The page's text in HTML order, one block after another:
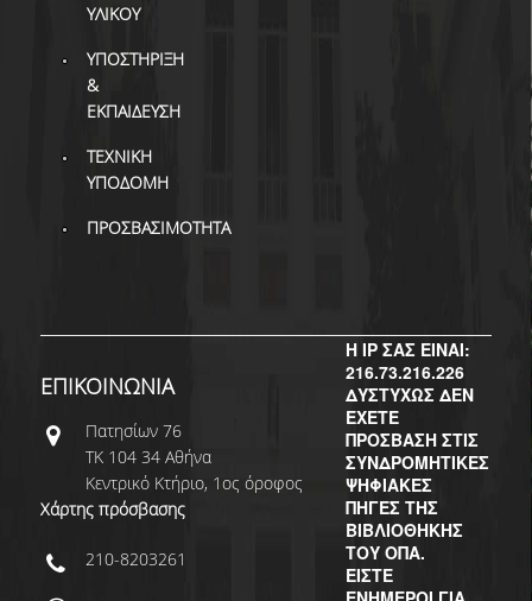
ΥΛΙΚΟΥ
ΥΠΟΣΤΗΡΙΞΗ
&
ΕΚΠΑΙΔΕΥΣΗ
ΤΕΧΝΙΚΗ
ΥΠΟΔΟΜΗ
ΠΡΟΣΒΑΣΙΜΟΤΗΤΑ
Η IP ΣΑΣ ΕΙΝΑΙ:
216.73.216.226
ΔΥΣΤΥΧΩΣ ΔΕΝ
ΕΧΕΤΕ
ΠΡΟΣΒΑΣΗ ΣΤΙΣ
ΣΥΝΔΡΟΜΗΤΙΚΕΣ
ΨΗΦΙΑΚΕΣ
ΠΗΓΕΣ ΤΗΣ
ΒΙΒΛΙΟΘΗΚΗΣ
ΤΟΥ ΟΠΑ.
ΕΙΣΤΕ
ΕΠΙΚΟΙΝΩΝΙΑ
Πατησίων 76
ΤΚ 104 34 Αθήνα
Κεντρικό Κτήριο, 1ος όροφος
Χάρτης πρόσβασης
210-8203261